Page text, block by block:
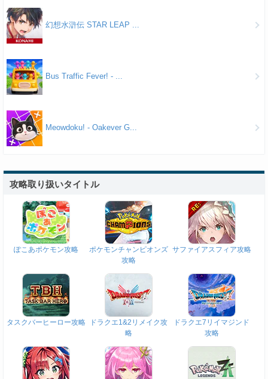
幻想水滸伝 STAR LEAP ...
Bus Traffic Fever! - ...
Meowdoku! - Oakever G...
攻略取り扱いタイトル
ぽこあポケモン攻略
ポケモンチャンピオンズ
攻略
サファイアスフィア攻略
タスクバーヒーロー攻略
ドラクエ1&2リメイク攻
略
ドラクエ7リイマジンド
攻略